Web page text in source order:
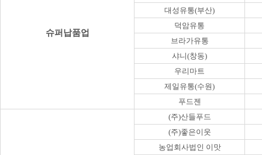
슈퍼납품업
대성유통(부산)
덕암유통
브라가유통
샤니(창동)
우리마트
제일유통(수원)
푸드젠
(주)산들푸드
(주)좋은이웃
농업회사법인 이맛